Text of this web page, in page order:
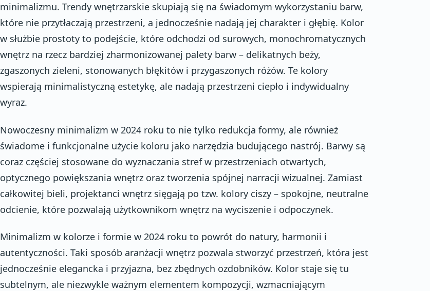
minimalizmu. Trendy wnętrzarskie skupiają się na świadomym wykorzystaniu barw,
które nie przytłaczają przestrzeni, a jednocześnie nadają jej charakter i głębię. Kolor
w służbie prostoty to podejście, które odchodzi od surowych, monochromatycznych
wnętrz na rzecz bardziej zharmonizowanej palety barw – delikatnych beży,
zgaszonych zieleni, stonowanych błękitów i przygaszonych różów. Te kolory
wspierają minimalistyczną estetykę, ale nadają przestrzeni ciepło i indywidualny
wyraz.
Nowoczesny minimalizm w 2024 roku to nie tylko redukcja formy, ale również
świadome i funkcjonalne użycie koloru jako narzędzia budującego nastrój. Barwy są
coraz częściej stosowane do wyznaczania stref w przestrzeniach otwartych,
optycznego powiększania wnętrz oraz tworzenia spójnej narracji wizualnej. Zamiast
całkowitej bieli, projektanci wnętrz sięgają po tzw. kolory ciszy – spokojne, neutralne
odcienie, które pozwalają użytkownikom wnętrz na wyciszenie i odpoczynek.
Minimalizm w kolorze i formie w 2024 roku to powrót do natury, harmonii i
autentyczności. Taki sposób aranżacji wnętrz pozwala stworzyć przestrzeń, która jest
jednocześnie elegancka i przyjazna, bez zbędnych ozdobników. Kolor staje się tu
subtelnym, ale niezwykle ważnym elementem kompozycji, wzmacniającym